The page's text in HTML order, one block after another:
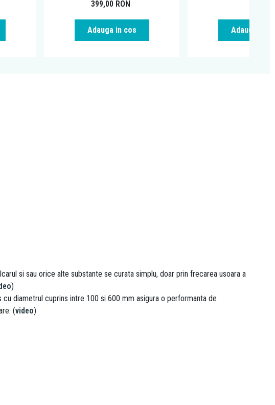
399,00 RON
Adauga in cos Adauga in
si sau orice alte substante se curata simplu, doar prin frecarea usoara a
)
diametrul cuprins intre 100 si 600 mm asigura o performanta de
(video)